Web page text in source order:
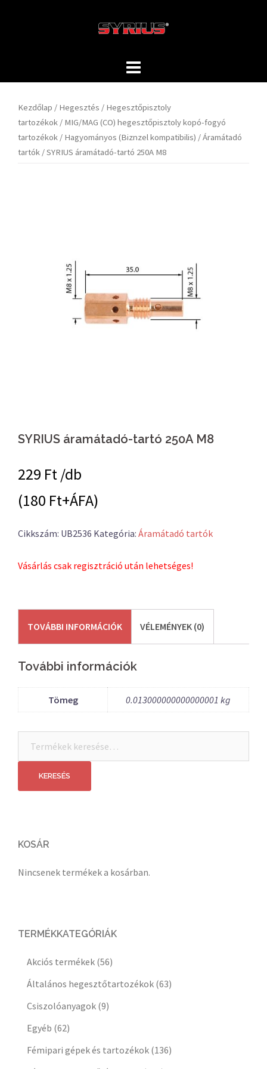
Kezdőlap / Hegesztés / Hegesztőpisztoly
tartozékok / MIG/MAG (CO) hegesztőpisztoly kopó-fogyó
tartozékok / Hagyományos (Biznzel kompatibilis) /Áramátadó
tartók / SYRIUS áramátadó-tartó 250A M8
SYRIUS áramátadó-tartó 250A M8
229 Ft /db
(180 Ft+ÁFA)
Cikkszám: UB2536 Kategória: Áramátadó tartók
Vásárlás csak regisztráció után lehetséges!
TOVÁBBI INFORMÁCIÓK VÉLEMÉNYEK (0)
További információk
Tömeg 0.013000000000000001 kg
következőre:
KERESÉS
KOSÁR
Nincsenek termékek a kosárban.
TERMÉKKATEGÓRIÁK
Akciós termékek (56)
Általános hegesztőtartozékok (63)
Csiszolóanyagok (9)
Egyéb (62)
Fémipari gépek és tartozékok (136)